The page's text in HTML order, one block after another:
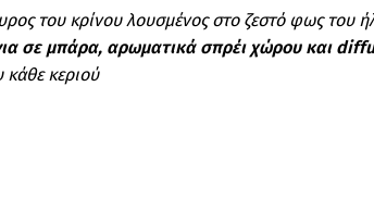
του κρίνου λουσμένος στο ζεστό φως του
σε μπάρα, αρωματικά σπρέι χώρου και
κάθε κεριού